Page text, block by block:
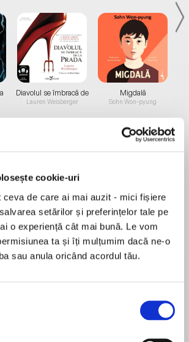
cookie-uri
ceva de care ai mai auzit - mici fișiere
setărilor și preferințelor tale pe
o experiență cât mai bună. Le vom
ta și îți mulțumim dacă ne-o
sau anula oricând acordul tău.
Diavolul se îmbracă de
la...
Lauren Weisberger
Migdală
Sohn Won-pyung
să‑mi rămână este un roman
emoții pe care‑l trăiesc părinții,
în brațe un nou‑născut de‑o
sau că își iau la revedere
înainte de plecarea acestora la
care se mută, pe rând, din